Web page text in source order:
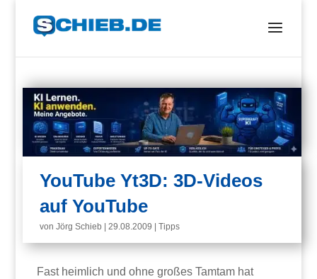
YouTube Yt3D: 3D-Videos
auf YouTube
vonJörg Schieb |29.08.2009 |Tipps
Fast heimlich und ohne großes Tamtam hat